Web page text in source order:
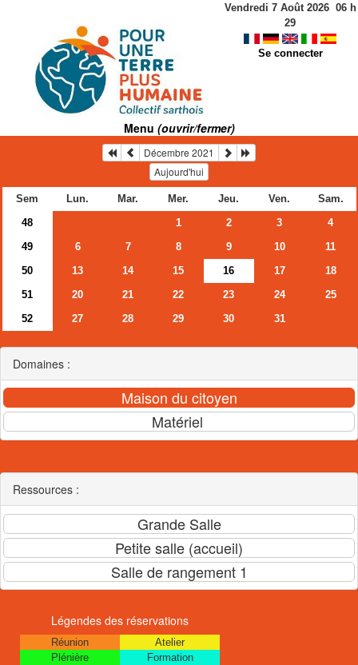
Vendredi 7 Août 2026 06h
29
Se connecter
Menu (ouvrir/fermer)
Décembre 2021
Aujourd'hui
Sem Lun. Mar. Mer. Jeu. Ven.
Sam.
48
1 2 3
4
49
6 7 8 9 10
11
50
13 14 15 16 17
18
51
20 21 22 23 24
25
52
27 28 29 30 31
Domaines :
Ressources :
Légendes des réservations
Réunion
Atelier
Plénière
Formation